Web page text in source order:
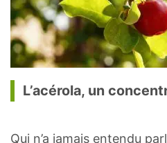
L’acérola, un
Qui n’a jamais entendu